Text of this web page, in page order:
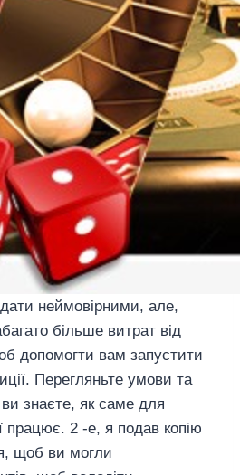
неймовірними, але,
більше витрат від
допомогти вам запустити
Перегляньте умови та
знаєте, як саме для
працює. 2 -е, я подав копію
щоб ви могли